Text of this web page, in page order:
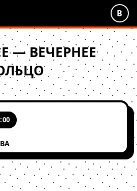
В
— ВЕЧЕРНЕЕ